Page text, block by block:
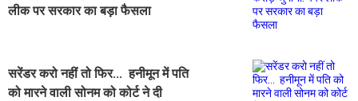
लीक पर सरकार का बड़ा फैसला
सरेंडर करो नहीं तो फिर... हनीमून में पति
को मारने वाली सोनम को कोर्ट ने दी